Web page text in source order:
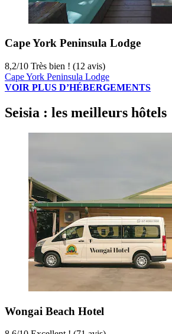
Cape York Peninsula Lodge
8,2/10 Très bien ! (12 avis)
Cape York Peninsula Lodge
VOIR PLUS D’HÉBERGEMENTS
Seisia : les meilleurs hôtels
Wongai Beach Hotel